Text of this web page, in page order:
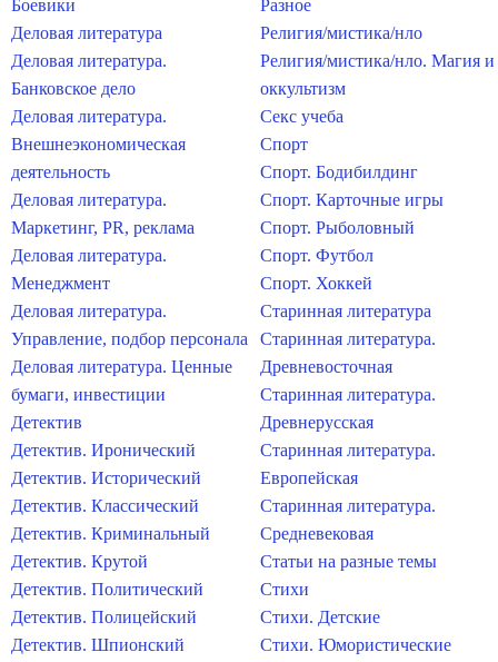
Боевики
Деловая литература
Деловая литература.
Банковское дело
Деловая литература.
Внешнеэкономическая
деятельность
Деловая литература.
Маркетинг, PR, реклама
Деловая литература.
Менеджмент
Деловая литература.
Управление, подбор персонала
Деловая литература. Ценные
бумаги, инвестиции
Детектив
Детектив. Иронический
Детектив. Исторический
Детектив. Классический
Детектив. Криминальный
Детектив. Крутой
Детектив. Политический
Детектив. Полицейский
Детектив. Шпионский
Разное
Религия/мистика/нло
Религия/мистика/нло. Магия и
оккультизм
Секс учеба
Спорт
Спорт. Бодибилдинг
Спорт. Карточные игры
Спорт. Рыболовный
Спорт. Футбол
Спорт. Хоккей
Старинная литература
Старинная литература.
Древневосточная
Старинная литература.
Древнерусская
Старинная литература.
Европейская
Старинная литература.
Средневековая
Статьи на разные темы
Стихи
Стихи. Детские
Стихи. Юмористические